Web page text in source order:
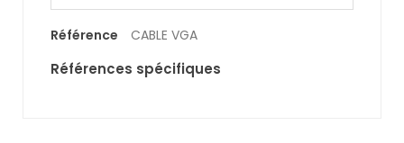
Référence CABLE VGA
Références spécifiques